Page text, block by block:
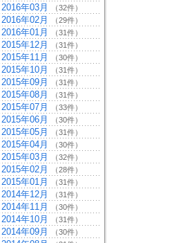
2016年03月 （32件）
2016年02月 （29件）
2016年01月 （31件）
2015年12月 （31件）
2015年11月 （30件）
2015年10月 （31件）
2015年09月 （31件）
2015年08月 （31件）
2015年07月 （33件）
2015年06月 （30件）
2015年05月 （31件）
2015年04月 （30件）
2015年03月 （32件）
2015年02月 （28件）
2015年01月 （31件）
2014年12月 （31件）
2014年11月 （30件）
2014年10月 （31件）
2014年09月 （30件）